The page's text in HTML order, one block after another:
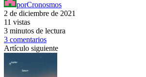
porCronosmos
2 de diciembre de 2021
11 vistas
3 minutos de lectura
3 comentarios
Artículo siguiente